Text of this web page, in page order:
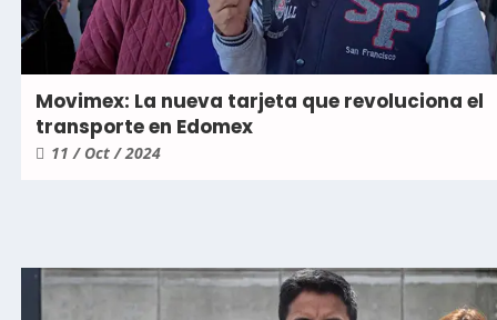
Movimex: La nueva tarjeta que revoluciona el
transporte en Edomex
11 / Oct / 2024